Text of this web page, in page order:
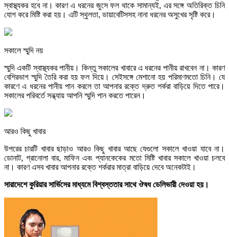
স্বাস্থ্যকর হবে না। কারণ এ ধরনের জুসে ফল থাকে সামান্যই, এর সঙ্গে অতিরিক্ত চিনি
যোগ করে মিষ্টি করা হয়। এটি স্থুলতা, ডায়াবেটিসসহ নানা ধরনের অসুখের সৃষ্টি করে।
সকালে ​স্মুদি নয়
স্মুদি একটি স্বাস্থ্যকর পানীয়। কিন্তু সকালের খাবারে এ ধরনের পানীয় রাখবেন না। কারণ
বেশিরভাগ স্মুদি তৈরি করা হয় ফল দিয়ে। সেইসঙ্গে মেশানো হয় পরিমাণমতো চিনি। যে
কারণে এ ধরনের পানীয় পান করলে তা আপনার রক্তে দ্রুত শর্করা বাড়িয়ে দিতে পারে।
সকালের পরিবর্তে সন্ধ্যায় আপনি স্মুদি পান করতে পারেন।
আরও কিছু খাবার
উপরের চারটি খাবার ছাড়াও আরও কিছু খাবার আছে যেগুলো সকালে খাওয়া যাবে না।
ডোনাট, গ্রানোলা বার, মাফিন এবং প্যানকেকের মতো মিষ্টি খাবার সকালে খাওয়া চলবে
না। কারণ এসব খাবার আপনার রক্তে শর্করার মাত্রা বাড়িয়ে দেবে অনেকটাই।
সারাদেশে কুরিয়ার সার্ভিসের মাধ্যমে বিশ্বস্ততার সাথে ঔষধ ডেলিভারী দেওয়া হয়।